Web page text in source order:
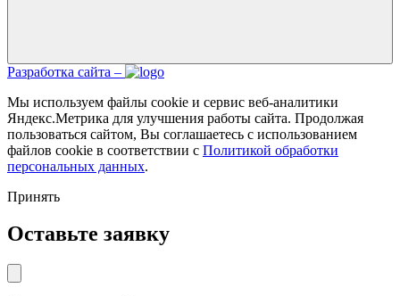
Разработка сайта –
Мы используем файлы cookie и сервис веб-аналитики
Яндекс.Метрика для улучшения работы сайта. Продолжая
пользоваться сайтом, Вы соглашаетесь с использованием
файлов cookie в соответствии с Политикой обработки
персональных данных.
Принять
Оставьте заявку